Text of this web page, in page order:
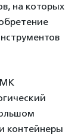
на которых
контейнеры